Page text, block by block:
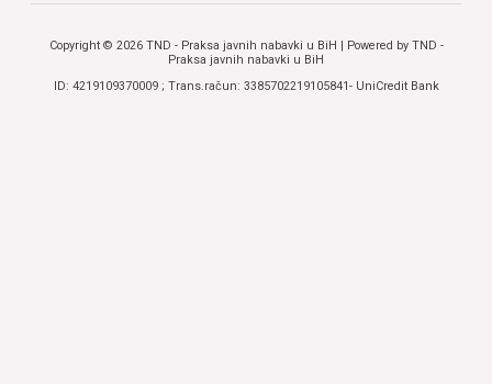
Copyright © 2026 TND - Praksa javnih nabavki u BiH | Powered by TND -
Praksa javnih nabavki u BiH
ID: 4219109370009 ; Trans.račun: 3385702219105841- UniCredit Bank